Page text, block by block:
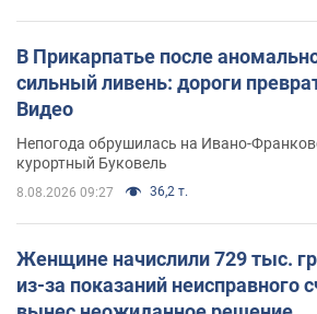
В Прикарпатье после
сильный ливень: дороги
Видео
Непогода обрушилась на Ивано-
курортный Буковель
8.08.2026 09:27 36,2 т.
Женщине начислили 729 тыс.
из-за показаний неисправного